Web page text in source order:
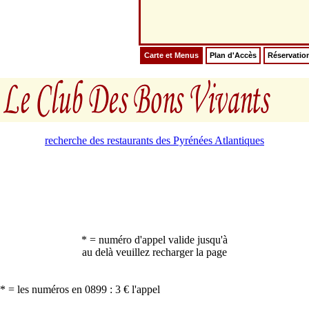
Carte et Menus Plan d'Accès
recherche des restaurants des Pyrénées Atlantiques
* = numéro d'appel valide jusqu'à
au delà veuillez recharger la page
* = les numéros en 0899 : 3 € l'appel